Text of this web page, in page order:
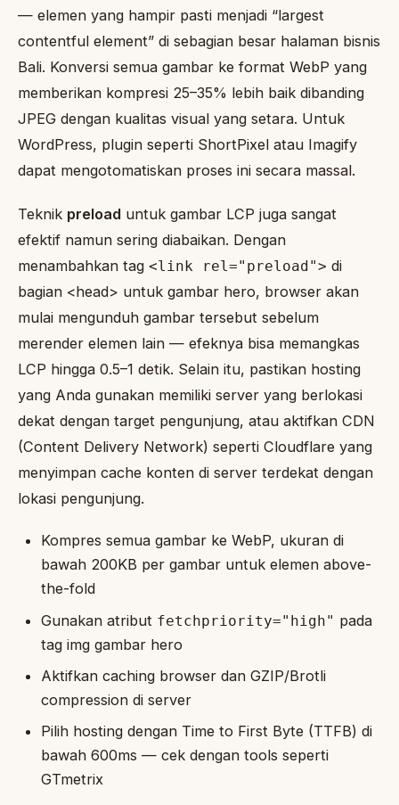
— elemen yang hampir pasti menjadi “largest
contentful element” di sebagian besar halaman bisnis
Bali. Konversi semua gambar ke format WebP yang
memberikan kompresi 25–35% lebih baik dibanding
JPEG dengan kualitas visual yang setara. Untuk
WordPress, plugin seperti ShortPixel atau Imagify
dapat mengotomatiskan proses ini secara massal.
Teknik preload untuk gambar LCP juga sangat
efektif namun sering diabaikan. Dengan
menambahkan tag <link rel="preload"> di
bagian <head> untuk gambar hero, browser akan
mulai mengunduh gambar tersebut sebelum
merender elemen lain — efeknya bisa memangkas
LCP hingga 0.5–1 detik. Selain itu, pastikan hosting
yang Anda gunakan memiliki server yang berlokasi
dekat dengan target pengunjung, atau aktifkan CDN
(Content Delivery Network) seperti Cloudflare yang
menyimpan cache konten di server terdekat dengan
lokasi pengunjung.
Kompres semua gambar ke WebP, ukuran di
bawah 200KB per gambar untuk elemen above-
the-fold
Gunakan atribut fetchpriority="high" pada
tag img gambar hero
Aktifkan caching browser dan GZIP/Brotli
compression di server
Pilih hosting dengan Time to First Byte (TTFB) di
bawah 600ms — cek dengan tools seperti
GTmetrix